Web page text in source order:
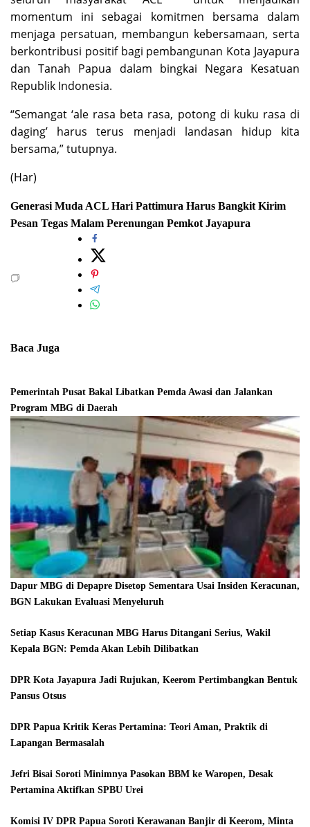
momentum ini sebagai komitmen bersama dalam
menjaga persatuan, membangun kebersamaan, serta
berkontribusi positif bagi pembangunan Kota Jayapura
dan Tanah Papua dalam bingkai Negara Kesatuan
Republik Indonesia.
“Semangat ‘ale rasa beta rasa, potong di kuku rasa di
daging’ harus terus menjadi landasan hidup kita
bersama,” tutupnya.
(Har)
Generasi Muda ACL Hari Pattimura Harus Bangkit Kirim
Pesan Tegas Malam Perenungan Pemkot Jayapura
Baca Juga
Pemerintah Pusat Bakal Libatkan Pemda Awasi dan Jalankan
Program MBG di Daerah
Dapur MBG di Depapre Disetop Sementara Usai Insiden Keracunan,
BGN Lakukan Evaluasi Menyeluruh
Setiap Kasus Keracunan MBG Harus Ditangani Serius, Wakil
Kepala BGN: Pemda Akan Lebih Dilibatkan
DPR Kota Jayapura Jadi Rujukan, Keerom Pertimbangkan Bentuk
Pansus Otsus
DPR Papua Kritik Keras Pertamina: Teori Aman, Praktik di
Lapangan Bermasalah
Jefri Bisai Soroti Minimnya Pasokan BBM ke Waropen, Desak
Pertamina Aktifkan SPBU Urei
Komisi IV DPR Papua Soroti Kerawanan Banjir di Keerom, Minta